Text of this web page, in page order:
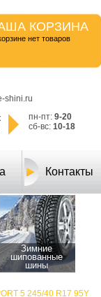
КОРЗИНА
нет товаров
shini.ru
пн-пт: 9-20
сб-вс: 10-18
Контакты
Зимние
шипованные
шины
5 245/40 R17 95Y